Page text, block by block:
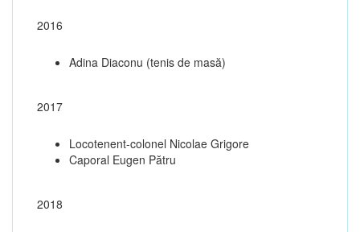
2016
Adina Diaconu (tenis de masă)
2017
Locotenent-colonel Nicolae Grigore
Caporal Eugen Pătru
2018